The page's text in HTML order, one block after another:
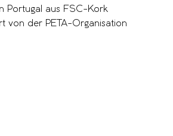
Portugal aus FSC-Kork
von der PETA-Organisation